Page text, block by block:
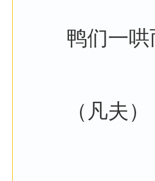
鸭们一哄
（凡夫）